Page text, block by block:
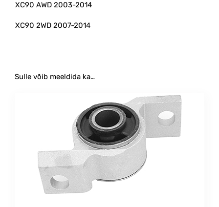
XC90 AWD 2003-2014
XC90 2WD 2007-2014
Sulle võib meeldida ka…